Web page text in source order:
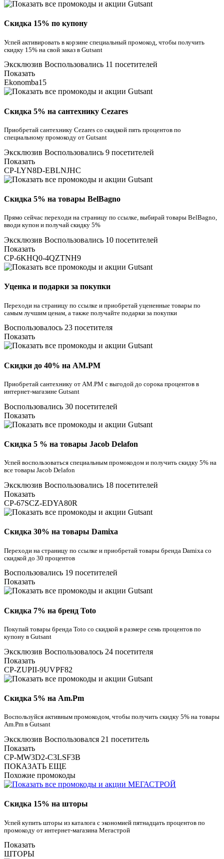
Скидка 15% по купону
Успей активировать в корзине специальный промокод, чтобы получить
скидку 15% на свой заказ в Gutsant
Эксклюзив Воспользовались 11 посетителей
Показать
Ekonomba15
Скидка 5% на сантехнику Cezares
Приобретай сантехнику Cezares со скидкой пять процентов по
специальному промокоду от Gutsant
Эксклюзив Воспользовались 9 посетителей
Показать
CP-LYN8D-EBLNJHC
Скидка 5% на товары BelBagno
Прямо сейчас переходи на страницу по ссылке, выбирай товары BelBagno,
вводи купон и получай скидку 5%
Эксклюзив Воспользовались 10 посетителей
Показать
CP-6KHQ0-4QZTNH9
Уценка и подарки за покупки
Переходи на страницу по ссылке и приобретай уцененные товары по
самым лучшим ценам, а также получайте подарки за покупки
Воспользовалось 23 посетителя
Показать
Скидки до 40% на AM.PM
Приобретай сантехнику от AM.PM с выгодой до сорока процентов в
интернет-магазине Gutsant
Воспользовались 30 посетителей
Показать
Скидка 5 % на товары Jacob Delafon
Успей воспользоваться специальным промокодом и получить скидку 5% на
все товары Jacob Delafon
Эксклюзив Воспользовались 18 посетителей
Показать
CP-67SCZ-EDYA80R
Скидка 30% на товары Damixa
Переходи на страницу по ссылке и приобретай товары бренда Damixa со
скидкой до 30 процентов
Воспользовались 19 посетителей
Показать
Скидка 7% на бренд Toto
Покупай товары бренда Toto со скидкой в размере семь процентов по
купону в Gutsant
Эксклюзив Воспользовалось 24 посетителя
Показать
CP-ZUPII-9UVPF82
Скидка 5% на Am.Pm
Воспользуйся активным промокодом, чтобы получить скидку 5% на товары
Am.Pm в Gutsant
Эксклюзив Воспользовался 21 посетитель
Показать
CP-MW3D2-C3LSF3B
ПОКАЗАТЬ ЕЩЕ
Похожие промокоды
Скидка 15% на шторы
Успей купить шторы из каталога с экономией пятнадцать процентов по
промокоду от интернет-магазина Мегастрой
Показать
ШТОРЫ